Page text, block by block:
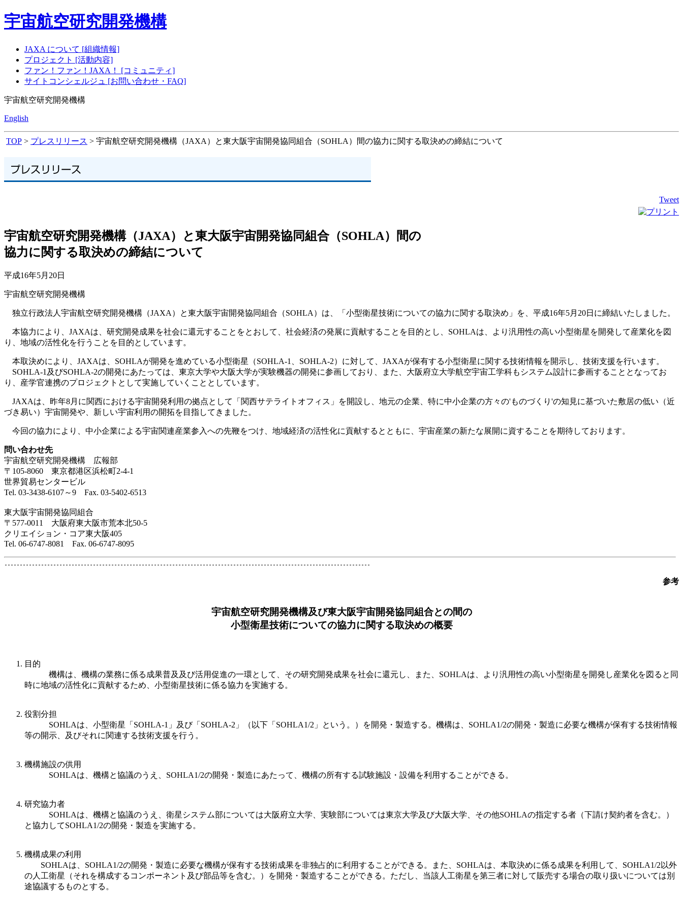
宇宙航空研究開発機構
JAXA について [組織情報]
プロジェクト [活動内容]
ファン！ファン！JAXA！ [コミュニティ]
サイトコンシェルジュ [お問い合わせ・FAQ]
宇宙航空研究開発機構
English
TOP > プレスリリース > 宇宙航空研究開発機構（JAXA）と東大阪宇宙開発協同組合（SOHLA）間の協力に関する取決めの締結について
Tweet
宇宙航空研究開発機構（JAXA）と東大阪宇宙開発協同組合（SOHLA）間の
協力に関する取決めの締結について
平成16年5月20日
宇宙航空研究開発機構
独立行政法人宇宙航空研究開発機構（JAXA）と東大阪宇宙開発協同組合（SOHLA）は、「小型衛星技術についての協力に関する取決め」を、平成16年5月20日に締結いたしました。
本協力により、JAXAは、研究開発成果を社会に還元することをとおして、社会経済の発展に貢献することを目的とし、SOHLAは、より汎用性の高い小型衛星を開発して産業化を図
り、地域の活性化を行うことを目的としています。
本取決めにより、JAXAは、SOHLAが開発を進めている小型衛星（SOHLA-1、SOHLA-2）に対して、JAXAが保有する小型衛星に関する技術情報を開示し、技術支援を行います。
SOHLA-1及びSOHLA-2の開発にあたっては、東京大学や大阪大学が実験機器の開発に参画しており、また、大阪府立大学航空宇宙工学科もシステム設計に参画することとなってお
り、産学官連携のプロジェクトとして実施していくこととしています。
JAXAは、昨年8月に関西における宇宙開発利用の拠点として「関西サテライトオフィス」を開設し、地元の企業、特に中小企業の方々の'ものづくり'の知見に基づいた敷居の低い（近
づき易い）宇宙開発や、新しい宇宙利用の開拓を目指してきました。
今回の協力により、中小企業による宇宙関連産業参入への先鞭をつけ、地域経済の活性化に貢献するとともに、宇宙産業の新たな展開に資することを期待しております。
問い合わせ先
宇宙航空研究開発機構 広報部
〒105-8060 東京都港区浜松町2-4-1
世界貿易センタービル
Tel. 03-3438-6107～9 Fax. 03-5402-6513
東大阪宇宙開発協同組合
〒577-0011 大阪府東大阪市荒本北50-5
クリエイション・コア東大阪405
Tel. 06-6747-8081 Fax. 06-6747-8095
参考
宇宙航空研究開発機構及び東大阪宇宙開発協同組合との間の
小型衛星技術についての協力に関する取決めの概要
目的
機構は、機構の業務に係る成果普及及び活用促進の一環として、その研究開発成果を社会に還元し、また、SOHLAは、より汎用性の高い小型衛星を開発し産業化を図ると同
時に地域の活性化に貢献するため、小型衛星技術に係る協力を実施する。
役割分担
SOHLAは、小型衛星「SOHLA-1」及び「SOHLA-2」（以下「SOHLA1/2」という。）を開発・製造する。機構は、SOHLA1/2の開発・製造に必要な機構が保有する技術情報
等の開示、及びそれに関連する技術支援を行う。
機構施設の供用
SOHLAは、機構と協議のうえ、SOHLA1/2の開発・製造にあたって、機構の所有する試験施設・設備を利用することができる。
研究協力者
SOHLAは、機構と協議のうえ、衛星システム部については大阪府立大学、実験部については東京大学及び大阪大学、その他SOHLAの指定する者（下請け契約者を含む。）
と協力してSOHLA1/2の開発・製造を実施する。
機構成果の利用
SOHLAは、SOHLA1/2の開発・製造に必要な機構が保有する技術成果を非独占的に利用することができる。また、SOHLAは、本取決めに係る成果を利用して、SOHLA1/2以外
の人工衛星（それを構成するコンポーネント及び部品等を含む。）を開発・製造することができる。ただし、当該人工衛星を第三者に対して販売する場合の取り扱いについては別
途協議するものとする。